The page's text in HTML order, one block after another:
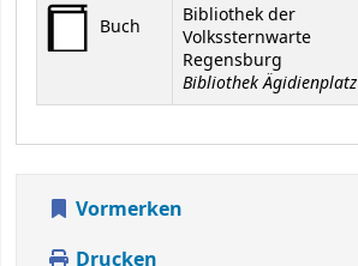
Buch
Bibliothek der
Volkssternwarte
Regensburg
Bibliothek Ägidienplatz
Vormerken
Drucken